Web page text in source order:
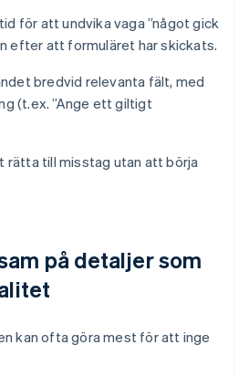
för att undvika vaga ”något gick
efter att formuläret har skickats.
bredvid relevanta fält, med
(t.ex. ”Ange ett giltigt
rätta till misstag utan att börja
på detaljer som
kan ofta göra mest för att inge